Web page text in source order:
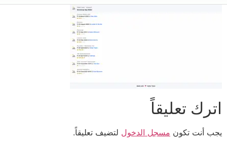
اترك تعليقاً
يجب أنت تكون مسجل الدخول لتضيف تعليقاً.